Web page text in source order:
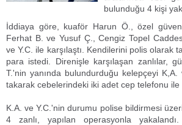
bulunduğu 4 kişi
İddiaya göre, kuaför Harun Ö., özel
Ferhat B. ve Yusuf Ç., Cengiz Topel
ve Y.C. ile karşılaştı. Kendilerini polis olarak
para istedi. Direnişle karşılaşan zanlılar,
T.'nin yanında bulundurduğu kelepçeyi
takarak cebelerindeki iki adet cep telefonu ile
K.A. ve Y.C.'nin durumu polise bildirmesi
4 zanlı, yapılan operasyonla